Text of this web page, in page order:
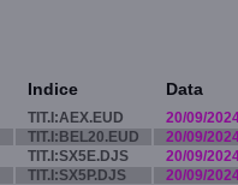
Indice Data
TIT.I:AEX.EUD
20/09/
TIT.I:BEL20.EUD
20/09/
TIT.I:SX5E.DJS
20/09/
TIT.I:SX5P.DJS
20/09/